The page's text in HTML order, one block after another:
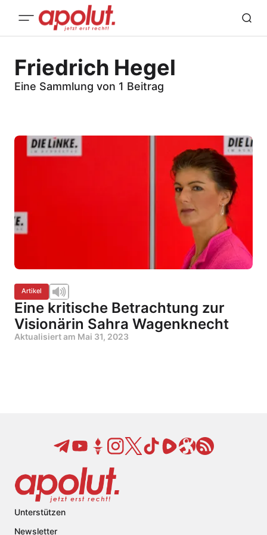
Friedrich Hegel
Eine Sammlung von 1 Beitrag
Artikel
Eine kritische Betrachtung zur
Visionärin Sahra Wagenknecht
Aktualisiert am Mai 31, 2023
Unterstützen
Newsletter